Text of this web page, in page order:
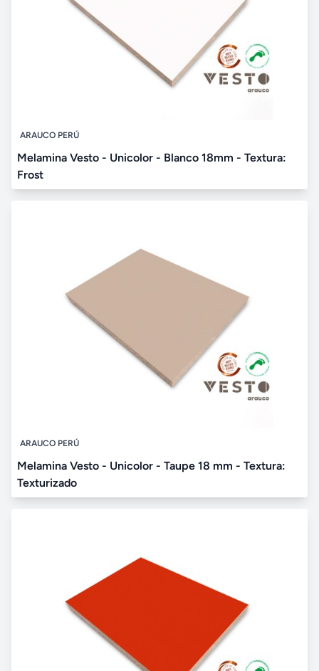
ARAUCO PERÚ
Melamina Vesto - Unicolor - Blanco 18mm - Textura:
Frost
ARAUCO PERÚ
Melamina Vesto - Unicolor - Taupe 18 mm - Textura:
Texturizado